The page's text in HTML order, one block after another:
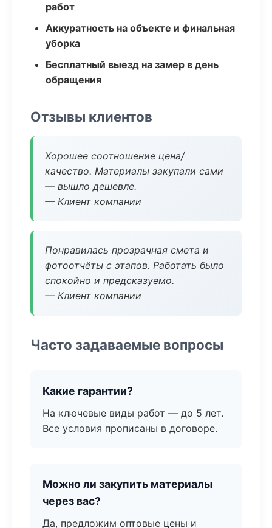
работ
Аккуратность на объекте и финальная
уборка
Бесплатный выезд на замер в день
обращения
Отзывы клиентов
Хорошее соотношение цена/
качество. Материалы закупали сами
— вышло дешевле.
— Клиент компании
Понравилась прозрачная смета и
фотоотчёты с этапов. Работать было
спокойно и предсказуемо.
— Клиент компании
Часто задаваемые вопросы
Какие гарантии?
На ключевые виды работ — до 5 лет.
Все условия прописаны в договоре.
Можно ли закупить материалы
через вас?
Да, предложим оптовые цены и